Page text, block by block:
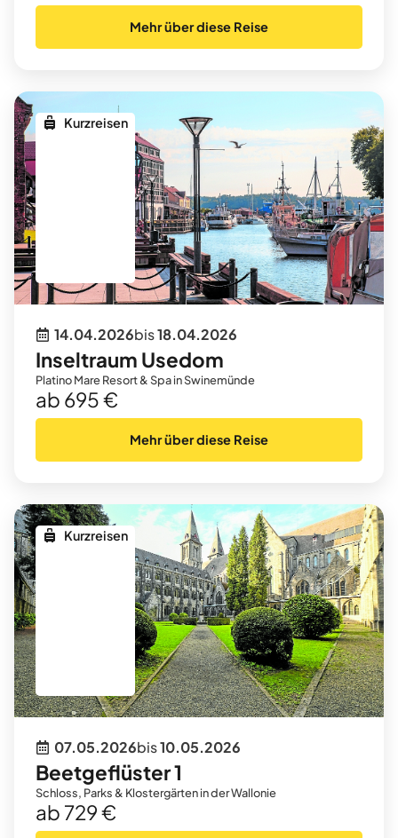
Mehr über diese Reise
Kurzreisen
14.04.2026bis18.04.2026
Inseltraum Usedom
Platino Mare Resort & Spa in Swinemünde
ab 695 €
Mehr über diese Reise
Kurzreisen
07.05.2026bis10.05.2026
Beetgeflüster 1
Schloss, Parks & Klostergärten in der Wallonie
ab 729 €